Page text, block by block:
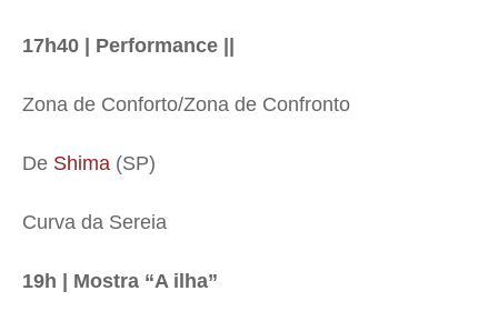
17h40 | Performance ||
Zona de Conforto/Zona de Confronto
De Shima (SP)
Curva da Sereia
19h | Mostra “A ilha”